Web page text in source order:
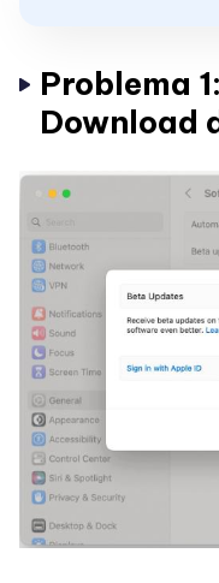
Problema
Download